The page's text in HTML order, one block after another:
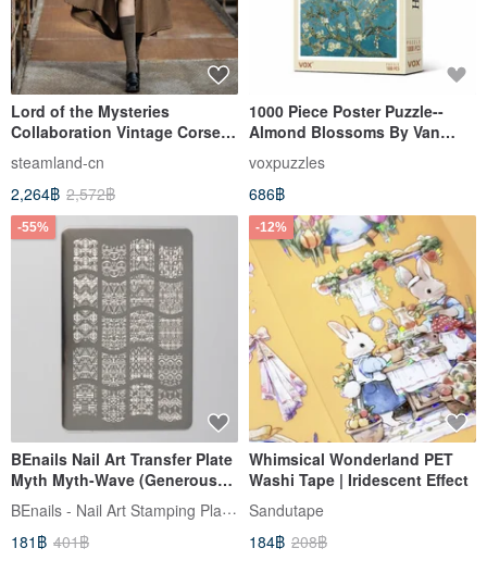
Lord of the Mysteries
Collaboration Vintage Corset
Skirt Combo / Forsetti Series
Mid-Length Skirt Design
steamland-cn
2,264฿ 2,572฿
1000 Piece Poster Puzzle--
Almond Blossoms By Van
voxpuzzles
686฿
-55%
BEnails Nail Art Transfer Plate
Myth Myth-Wave (Generous
Edition) BN008 Nail Art DIY
Printing Plate
BEnails - Nail Art Stamping Plates
181฿ 401฿
-12%
Whimsical Wonderland PET
Washi Tape | Iridescent Effect
Sandutape
184฿ 208฿